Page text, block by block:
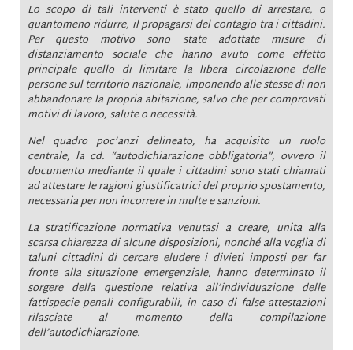
Lo scopo di tali interventi è stato quello di arrestare, o
quantomeno ridurre, il propagarsi del contagio tra i cittadini.
Per questo motivo sono state adottate misure di
distanziamento sociale che hanno avuto come effetto
principale quello di limitare la libera circolazione delle
persone sul territorio nazionale, imponendo alle stesse di non
abbandonare la propria abitazione, salvo che per comprovati
motivi di lavoro, salute o necessità.
Nel quadro poc’anzi delineato, ha acquisito un ruolo
centrale, la cd. “autodichiarazione obbligatoria”, ovvero il
documento mediante il quale i cittadini sono stati chiamati
ad attestare le ragioni giustificatrici del proprio spostamento,
necessaria per non incorrere in multe e sanzioni.
La stratificazione normativa venutasi a creare, unita alla
scarsa chiarezza di alcune disposizioni, nonché alla voglia di
taluni cittadini di cercare eludere i divieti imposti per far
fronte alla situazione emergenziale, hanno determinato il
sorgere della questione relativa all’individuazione delle
fattispecie penali configurabili, in caso di false attestazioni
rilasciate al momento della compilazione
dell’autodichiarazione.